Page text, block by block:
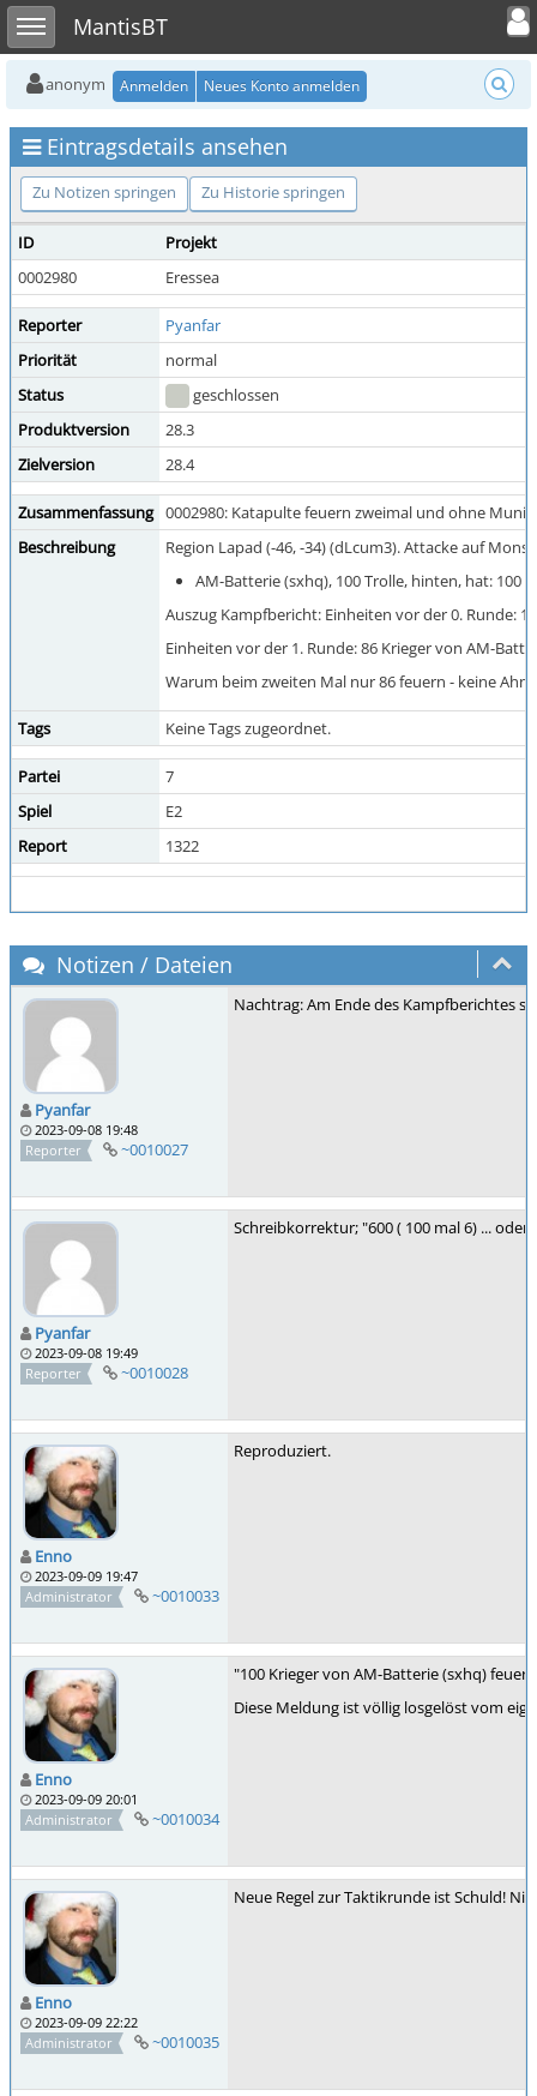
Toggle sidebarMantisBT
Toggle
anonym Anmelden Neues Konto anmelden
Eintragsdetails ansehen
Zu Notizen springen Zu Historie springen
ID
Projekt
0002980
Eressea
Reporter
Pyanfar
Priorität
normal
Status
geschlossen
Produktversion
28.3
Zielversion
28.4
Zusammenfassung 0002980: Katapulte feuern zweimal und ohne Muni
Beschreibung
Region Lapad (-46, -34) (dLcum3). Attacke auf
AM-Batterie (sxhq), 100 Trolle, hinten, hat: 100
Auszug Kampfbericht: Einheiten vor der 0. Runde:
Einheiten vor der 1. Runde: 86 Krieger von AM-
Warum beim zweiten Mal nur 86 feuern - keine
Tags Keine Tags zugeordnet.
Partei
7
Spiel
E2
Report
1322
Notizen / Dateien
Pyanfar
2023-09-08 19:48
Reporter
~0010027
Nachtrag: Am Ende des Kampfberichtes
Pyanfar
2023-09-08 19:49
Reporter
~0010028
Schreibkorrektur; "600 ( 100 mal 6) ... oder
Enno
2023-09-09 19:47
Administrator
~0010033
Reproduziert.
Enno
2023-09-09 20:01
Administrator
~0010034
"100 Krieger von AM-Batterie (sxhq)
Diese Meldung ist völlig losgelöst vom
Enno
2023-09-09 22:22
Administrator
~0010035
Neue Regel zur Taktikrunde ist Schuld!